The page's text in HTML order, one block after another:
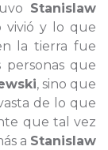
Stanislaw
vivió y lo que
la tierra fue
que
, sino que
de lo que
que tal vez
a Stanislaw